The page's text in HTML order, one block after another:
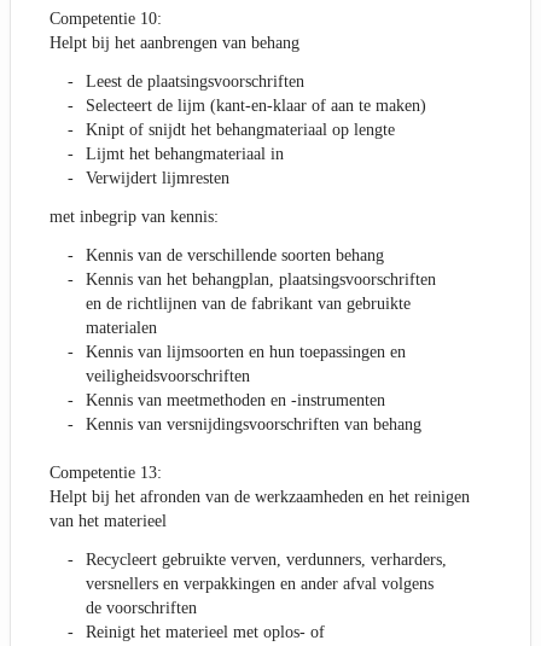
Competentie 10:
Helpt bij het aanbrengen van behang
Leest de plaatsingsvoorschriften
Selecteert de lijm (kant-en-klaar of aan te maken)
Knipt of snijdt het behangmateriaal op lengte
Lijmt het behangmateriaal in
Verwijdert lijmresten
met inbegrip van kennis:
Kennis van de verschillende soorten behang
Kennis van het behangplan, plaatsingsvoorschriften
en de richtlijnen van de fabrikant van gebruikte
materialen
Kennis van lijmsoorten en hun toepassingen en
veiligheidsvoorschriften
Kennis van meetmethoden en -instrumenten
Kennis van versnijdingsvoorschriften van behang
Competentie 13:
Helpt bij het afronden van de werkzaamheden en het reinigen
van het materieel
Recycleert gebruikte verven, verdunners, verharders,
versnellers en verpakkingen en ander afval volgens
de voorschriften
Reinigt het materieel met oplos- of